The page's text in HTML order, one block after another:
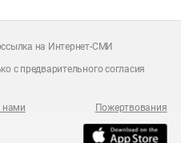
на Интернет-СМИ
с предварительного согласия
нами Пожертвования